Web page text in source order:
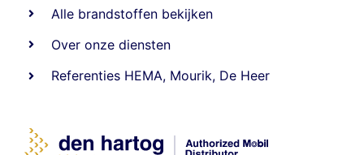
Alle brandstoffen bekijken
Over onze diensten
Referenties HEMA, Mourik, De Heer